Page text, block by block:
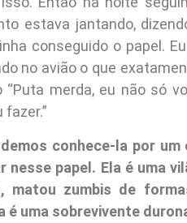
estava jantando,
conseguido o papel.
no avião o que
merda, eu não só
conhece-la por um
papel. Ela é uma
matou zumbis de
uma sobrevivente